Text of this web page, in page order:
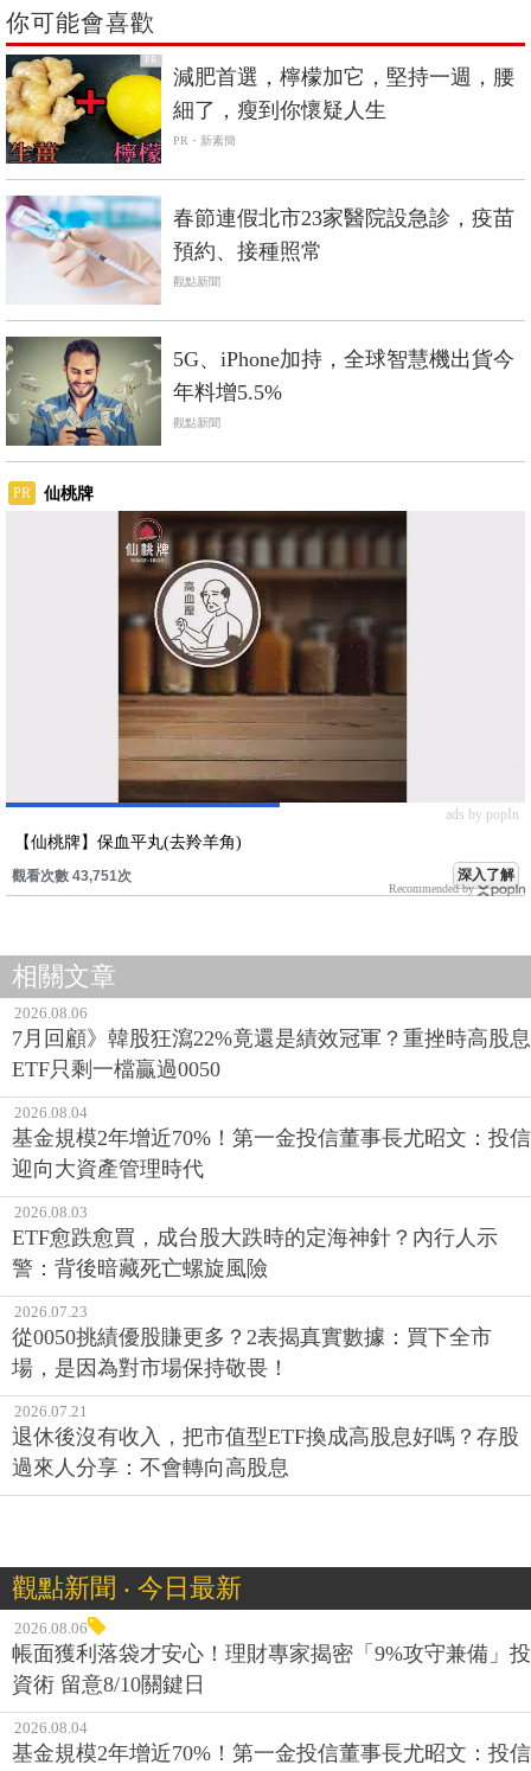
你可能會喜歡
PR
減肥首選，檸檬加它，堅持一週，腰
細了，瘦到你懷疑人生
PR・新素簡
春節連假北市23家醫院設急診，疫苗
預約、接種照常
觀點新聞
5G、iPhone加持，全球智慧機出貨今
年料增5.5%
觀點新聞
PR 仙桃牌
ads by popIn
【仙桃牌】保血平丸(去羚羊角)
觀看次數 43,751次 深入了解
Recommended by
相關文章
2026.08.06
7月回顧》韓股狂瀉22%竟還是績效冠軍？重挫時高股息
ETF只剩一檔贏過0050
2026.08.04
基金規模2年增近70%！第一金投信董事長尤昭文：投信
迎向大資產管理時代
2026.08.03
ETF愈跌愈買，成台股大跌時的定海神針？內行人示
警：背後暗藏死亡螺旋風險
2026.07.23
從0050挑績優股賺更多？2表揭真實數據：買下全市
場，是因為對市場保持敬畏！
2026.07.21
退休後沒有收入，把市值型ETF換成高股息好嗎？存股
過來人分享：不會轉向高股息
觀點新聞 ‧ 今日最新
2026.08.06
帳面獲利落袋才安心！理財專家揭密「9%攻守兼備」投
資術 留意8/10關鍵日
2026.08.04
基金規模2年增近70%！第一金投信董事長尤昭文：投信